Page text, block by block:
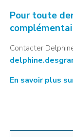
Pour toute
Contacter
En savoir plus